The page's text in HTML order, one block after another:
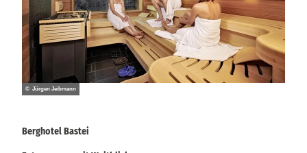
Berghotel Bastei
© Jürgen Jeibmann